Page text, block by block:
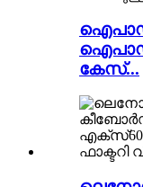
ഐപാഡ്
ഐപാഡ്
കേസ്...